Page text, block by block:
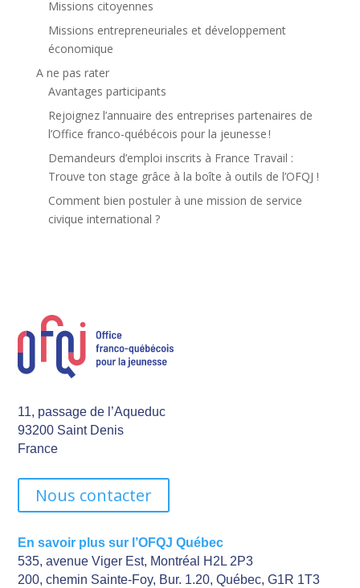
Missions citoyennes
Missions entrepreneuriales et développement
économique
A ne pas rater
Avantages participants
Rejoignez l’annuaire des entreprises partenaires de
l’Office franco-québécois pour la jeunesse !
Demandeurs d’emploi inscrits à France Travail :
Trouve ton stage grâce à la boîte à outils de l’OFQJ !
Comment bien postuler à une mission de service
civique international ?
11, passage de l’Aqueduc
93200 Saint Denis
France
Nous contacter
En savoir plus sur l’OFQJ Québec
535, avenue Viger Est, Montréal H2L 2P3
200, chemin Sainte-Foy, Bur. 1.20, Québec, G1R 1T3